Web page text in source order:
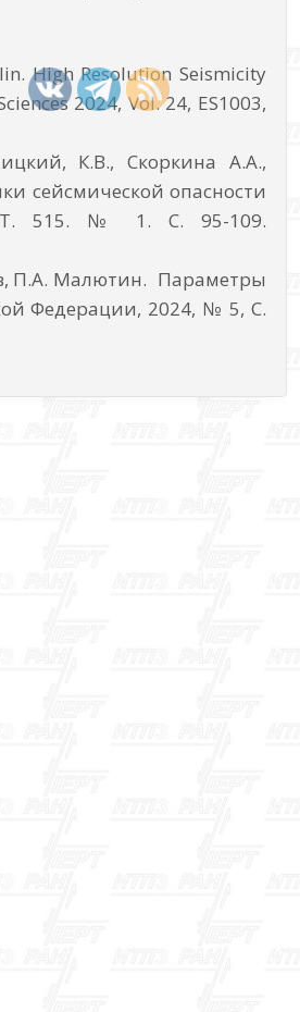
High Resolution Seismicity
2024, Vol. 24, ES1003,
К.В., Скоркина А.А.,
сейсмической опасности
Т. 515. № 1. С. 95-109.
П.А. Малютин. Параметры
Федерации, 2024, № 5, С.